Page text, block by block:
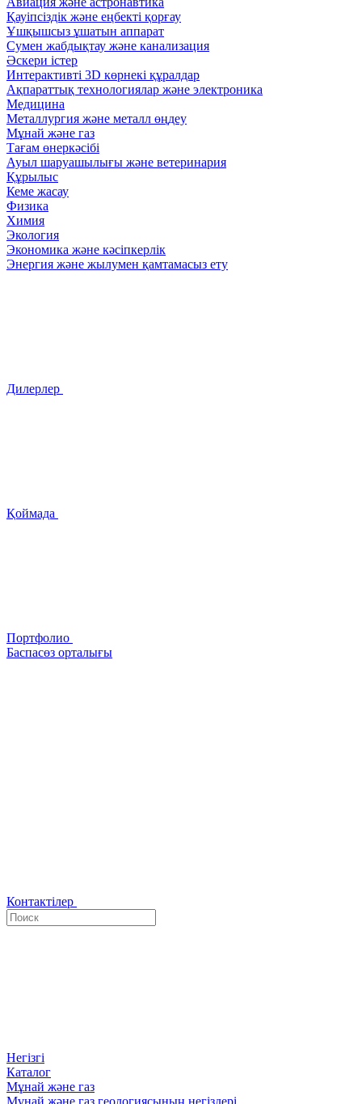
Қауіпсіздік және еңбекті қорғау
Ұшқышсыз ұшатын аппарат
Сумен жабдықтау және канализация
Әскери істер
Интерактивті 3D көрнекі құралдар
Ақпараттық технологиялар және электроника
Медицина
Металлургия және металл өңдеу
Мұнай және газ
Тағам өнеркәсібі
Ауыл шаруашылығы және ветеринария
Құрылыс
Кеме жасау
Физика
Химия
Экология
Экономика және кәсіпкерлік
Энергия және жылумен қамтамасыз ету
Дилерлер
Қоймада
Портфолио
Баспасөз орталығы
Контактілер
Негізгі
Каталог
Мұнай және газ
Мұнай және газ геологиясының негіздері